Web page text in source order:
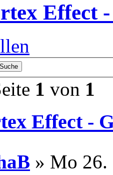
Effect
1 von 1
Effect -
» Mo 26.